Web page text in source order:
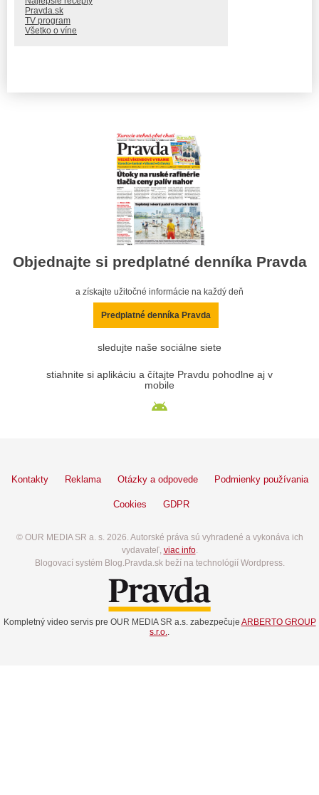
Pravda.sk
TV program
Všetko o víne
Objednajte si predplatné denníka Pravda
a získajte užitočné informácie na každý deň
Predplatné denníka Pravda
sledujte naše sociálne siete
stiahnite si aplikáciu a čítajte Pravdu pohodlne aj v
mobile
Kontakty Reklama Otázky a odpovede Podmienky používania
Cookies GDPR
© OUR MEDIA SR a. s. 2026. Autorské práva sú vyhradené a vykonáva ich
vydavateľ, viac info.
Blogovací systém Blog.Pravda.sk beží na technológií Wordpress.
Kompletný video servis pre OUR MEDIA SR a.s. zabezpečuje ARBERTO GROUP
s.r.o..